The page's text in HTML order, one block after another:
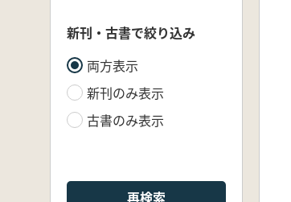
新刊・古書で絞り込み
両方表示
新刊のみ表示
古書のみ表示
再検索